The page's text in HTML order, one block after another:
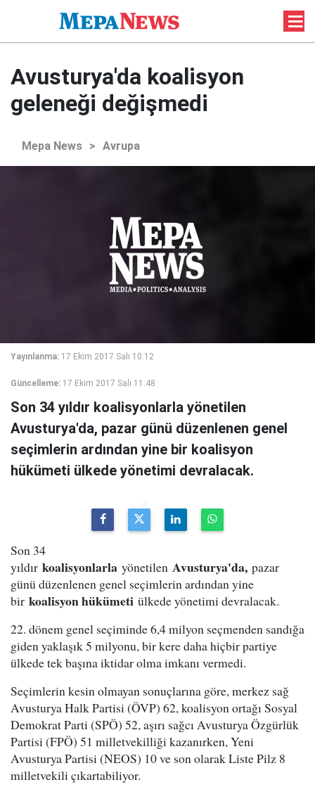
Avusturya'da koalisyon
geleneği değişmedi
Mepa News > Avrupa
Yayınlanma: 17 Ekim 2017 Salı 10:12
Güncelleme: 17 Ekim 2017 Salı 11:48
Son 34 yıldır koalisyonlarla yönetilen
Avusturya'da, pazar günü düzenlenen genel
seçimlerin ardından yine bir koalisyon
hükümeti ülkede yönetimi devralacak.
Son 34
yıldır koalisyonlarla yönetilen Avusturya'da, pazar
günü düzenlenen genel seçimlerin ardından yine
bir koalisyon hükümeti ülkede yönetimi devralacak.
22. dönem genel seçiminde 6,4 milyon seçmenden sandığa
giden yaklaşık 5 milyonu, bir kere daha hiçbir partiye
ülkede tek başına iktidar olma imkanı vermedi.
Seçimlerin kesin olmayan sonuçlarına göre, merkez sağ
Avusturya Halk Partisi (ÖVP) 62, koalisyon ortağı Sosyal
Demokrat Parti (SPÖ) 52, aşırı sağcı Avusturya Özgürlük
Partisi (FPÖ) 51 milletvekilliği kazanırken, Yeni
Avusturya Partisi (NEOS) 10 ve son olarak Liste Pilz 8
milletvekili çıkartabiliyor.